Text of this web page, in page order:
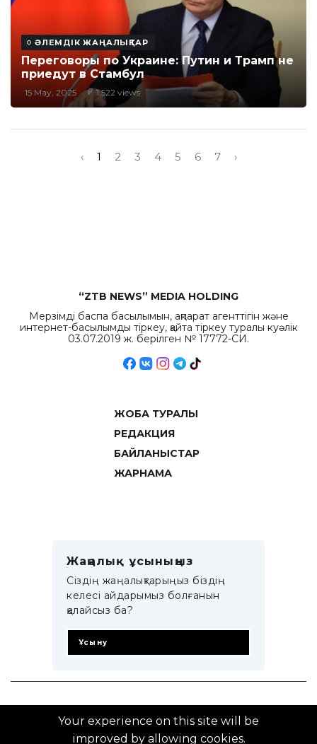
ӘЛЕМДІК ЖАҢАЛЫҚТАР
Переговоры по Украине: Путин и Трамп не
приедут в Стамбул
15 May, 2025 1,522 views
‹ 1 2 3 4 5 6 7 ›
“ZTB NEWS” MEDIA HOLDING
Мерзімді баспа басылымын, ақпарат агенттігін және
интернет-басылымды тіркеу, қайта тіркеу туралы куәлік
03.07.2019 ж. берілген № 17772-СИ.
ЖОБА ТУРАЛЫ
РЕДАКЦИЯ
БАЙЛАНЫСТАР
ЖАРНАМА
Жаңалық ұсыныңыз
Сіздің жаңалықтарыңыз біздің
келесі айдарымыз болғанын
қалайсыз ба?
Ұсыну
© 2014–2025 ZTB.KZ
Your experience on this site will be
improved by allowing cookies.